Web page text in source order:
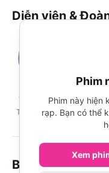
Diễn viên &
Tsunematsu
Tsutsumi Aruna
Miyu
Miyazaki
Blog phim
Phim
Phim này hiện
rạp. Bạn có thể
Xem